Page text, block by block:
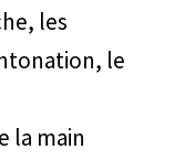
les
le
la main